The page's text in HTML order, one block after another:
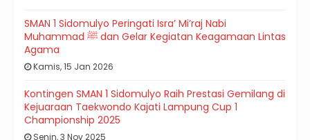
SMAN 1 Sidomulyo Peringati Isra’ Mi’raj Nabi
Muhammad ﷺ dan Gelar Kegiatan Keagamaan Lintas
Agama
Kamis, 15 Jan 2026
Kontingen SMAN 1 Sidomulyo Raih Prestasi Gemilang di
Kejuaraan Taekwondo Kajati Lampung Cup 1
Championship 2025
Senin, 3 Nov 2025